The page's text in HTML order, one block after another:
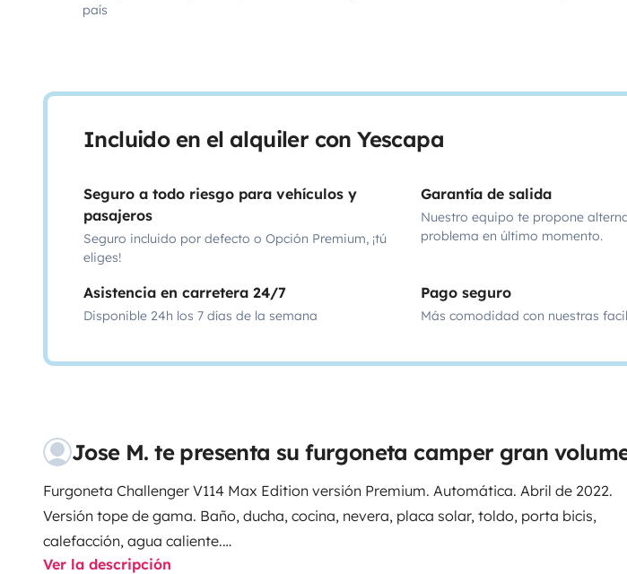
país
Incluido en el alquiler con Yescapa
Seguro a todo riesgo para vehículos y
pasajeros
Seguro incluido por defecto o Opción Premium, ¡tú
eliges!
Garantía de salida
Nuestro equipo te propone
problema en último momento.
Asistencia en carretera 24/7
Disponible 24h los 7 días de la semana
Pago seguro
Más comodidad con nuestras
Jose M. te presenta su furgoneta camper gran
Furgoneta Challenger V114 Max Edition versión Premium. Automática. Abril de 2022.
Versión tope de gama. Baño, ducha, cocina, nevera, placa solar, toldo, porta bicis,
calefacción, agua caliente.
Ver la descripción